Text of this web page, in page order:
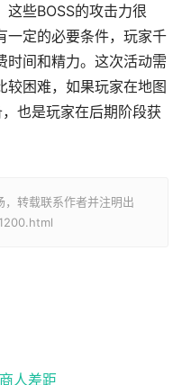
这些BOSS的攻击力很
一定的必要条件，玩家千
时间和精力。这次活动需
较困难，如果玩家在地图
也是玩家在后期阶段获
转载联系作者并注明出
人差距